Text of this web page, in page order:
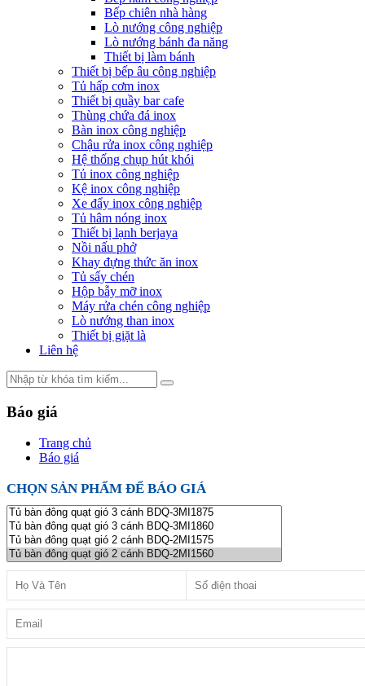
Bếp chiên nhà hàng
Lò nướng công nghiệp
Lò nướng bánh đa năng
Thiết bị làm bánh
Thiết bị bếp âu công nghiệp
Tủ hấp cơm inox
Thiết bị quầy bar cafe
Thùng chứa đá inox
Bàn inox công nghiệp
Chậu rửa inox công nghiệp
Hệ thống chụp hút khói
Tủ inox công nghiệp
Kệ inox công nghiệp
Xe đẩy inox công nghiệp
Tủ hâm nóng inox
Thiết bị lạnh berjaya
Nồi nấu phở
Khay đựng thức ăn inox
Tủ sấy chén
Hộp bẫy mỡ inox
Máy rửa chén công nghiệp
Lò nướng than inox
Thiết bị giặt là
Liên hệ
Báo giá
Trang chủ
Báo giá
CHỌN SẢN PHẨM ĐỂ BÁO GIÁ